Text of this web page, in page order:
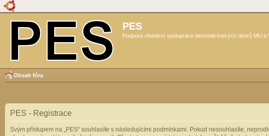
PES
Podpora efektivní spolupráce biomedicínských oborů MU
Obsah fóra
PES - Registrace
Svým přístupem na „PES“ souhlasíte s následujícími podmínkami. Pokud nesouhlasíte,